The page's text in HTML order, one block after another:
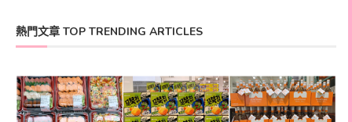
熱門文章 TOP TRENDING ARTICLES